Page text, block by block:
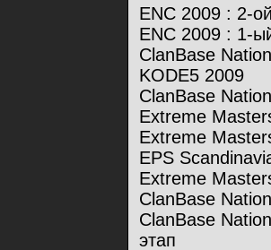
ENC 2009 : 2-
ENC 2009 : 1-
ClanBase
KODE5 2009
ClanBase
Extreme
Extreme
EPS
Extreme
ClanBase
ClanBase
этап